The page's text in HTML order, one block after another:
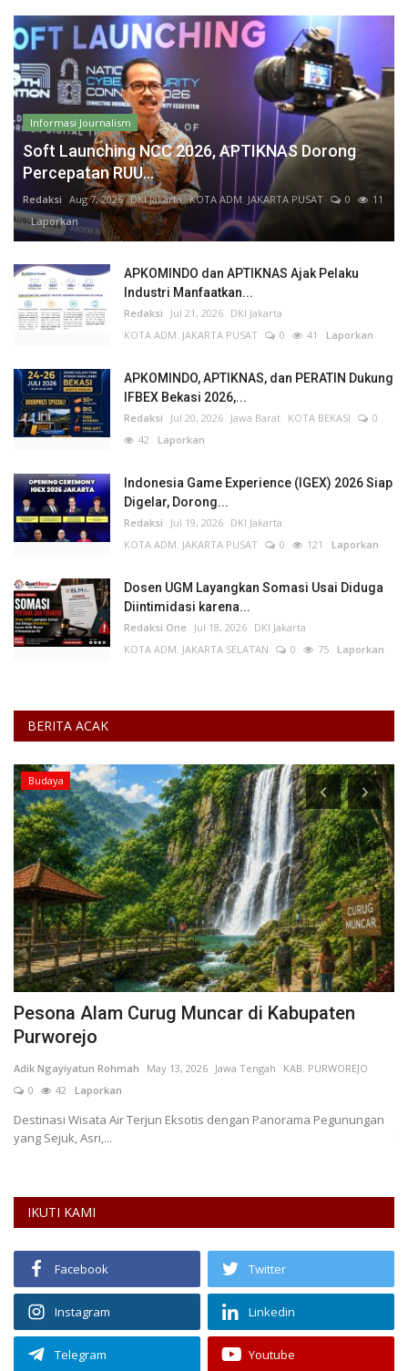
Informasi Journalism
Soft Launching NCC 2026, APTIKNAS Dorong
Percepatan RUU...
Redaksi Aug 7, 2026 DKI Jakarta KOTA ADM. JAKARTA PUSAT 0
11
Laporkan
APKOMINDO dan APTIKNAS Ajak Pelaku
Industri Manfaatkan...
Redaksi Jul 21, 2026 DKI Jakarta
KOTA ADM. JAKARTA PUSAT
0 41 Laporkan
APKOMINDO, APTIKNAS, dan PERATIN Dukung
IFBEX Bekasi 2026,...
Redaksi Jul 20, 2026 Jawa Barat KOTA BEKASI
0
42 Laporkan
Indonesia Game Experience (IGEX) 2026 Siap
Digelar, Dorong...
Redaksi Jul 19, 2026 DKI Jakarta
KOTA ADM. JAKARTA PUSAT
0 121 Laporkan
Dosen UGM Layangkan Somasi Usai Diduga
Diintimidasi karena...
Redaksi One Jul 18, 2026 DKI Jakarta
KOTA ADM. JAKARTA SELATAN
0 75 Laporkan
BERITA ACAK
Budaya
Pesona Alam Curug Muncar di Kabupaten
Purworejo
Adik Ngayiyatun Rohmah May 13, 2026 Jawa Tengah
KAB. PURWOREJO
0
42 Laporkan
Destinasi Wisata Air Terjun Eksotis dengan Panorama Pegunungan
yang Sejuk, Asri,...
IKUTI KAMI
Facebook Twitter
Instagram Linkedin
Telegram Youtube